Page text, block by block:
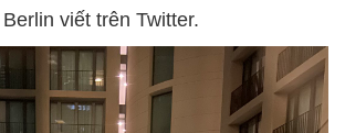
viết trên Twitter.